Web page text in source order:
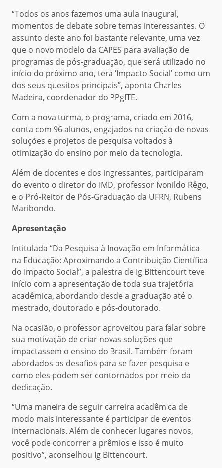
“Todos os anos fazemos uma aula inaugural,
momentos de debate sobre temas interessantes. O
assunto deste ano foi bastante relevante, uma vez
que o novo modelo da CAPES para avaliação de
programas de pós-graduação, que será utilizado no
início do próximo ano, terá ‘Impacto Social’ como um
dos seus quesitos principais”, aponta Charles
Madeira, coordenador do PPgITE.
Com a nova turma, o programa, criado em 2016,
conta com 96 alunos, engajados na criação de novas
soluções e projetos de pesquisa voltados à
otimização do ensino por meio da tecnologia.
Além de docentes e dos ingressantes, participaram
do evento o diretor do IMD, professor Ivonildo Rêgo,
e o Pró-Reitor de Pós-Graduação da UFRN, Rubens
Maribondo.
Apresentação
Intitulada “Da Pesquisa à Inovação em Informática
na Educação: Aproximando a Contribuição Científica
do Impacto Social”, a palestra de Ig Bittencourt teve
início com a apresentação de toda sua trajetória
acadêmica, abordando desde a graduação até o
mestrado, doutorado e pós-doutorado.
Na ocasião, o professor aproveitou para falar sobre
sua motivação de criar novas soluções que
impactassem o ensino do Brasil. Também foram
abordados os desafios para se fazer pesquisa e
como eles podem ser contornados por meio da
dedicação.
“Uma maneira de seguir carreira acadêmica de
modo mais interessante é participar de eventos
internacionais. Além de conhecer lugares novos,
você pode concorrer a prêmios e isso é muito
positivo”, aconselhou Ig Bittencourt.